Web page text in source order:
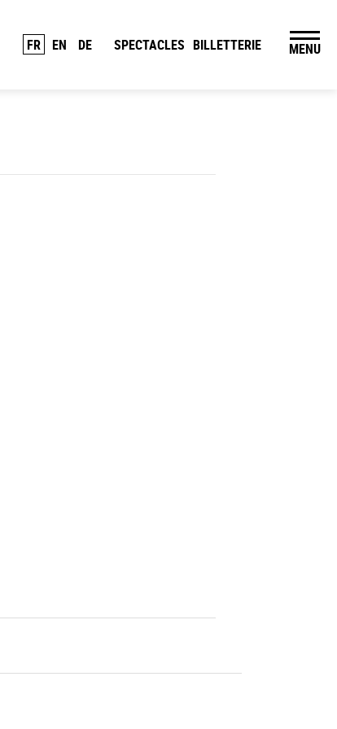
FR EN DE SPECTACLES BILLETTERIE MENU